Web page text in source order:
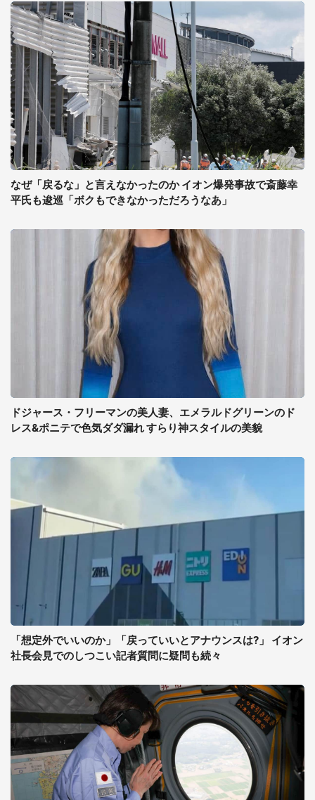
なぜ「戻るな」と言えなかったのか イオン爆発事故で斎藤幸
平氏も逡巡「ボクもできなかっただろうなあ」
ドジャース・フリーマンの美人妻、エメラルドグリーンのド
レス&ポニテで色気ダダ漏れ すらり神スタイルの美貌
「想定外でいいのか」「戻っていいとアナウンスは?」 イオン
社長会見でのしつこい記者質問に疑問も続々